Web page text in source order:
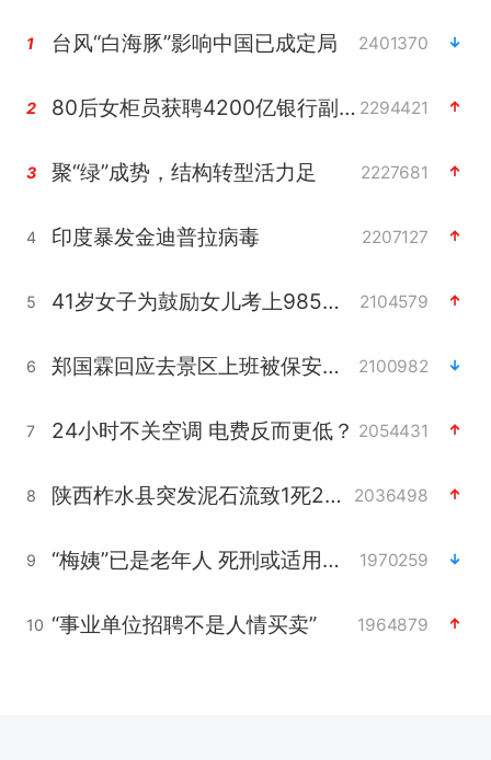
1 台风“白海豚”影响中国已成定局 2401370
2 80后女柜员获聘4200亿银行副行长 2294421
3 聚“绿”成势，结构转型活力足 2227681
4 印度暴发金迪普拉病毒 2207127
5 41岁女子为鼓励女儿考上985研究生 2104579
6 郑国霖回应去景区上班被保安拦下 2100982
7 24小时不关空调 电费反而更低？ 2054431
8 陕西柞水县突发泥石流致1死2失联 2036498
9 “梅姨”已是老年人 死刑或适用受限 1970259
10 “事业单位招聘不是人情买卖” 1964879